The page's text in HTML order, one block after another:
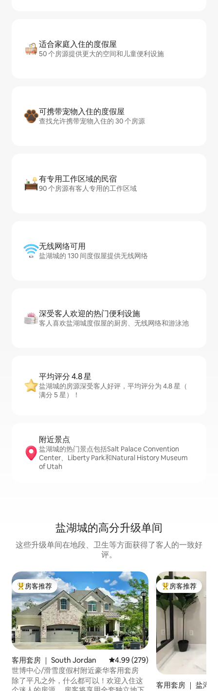
适合家庭入住的度假屋
50 个房源提供更大的空间和儿童便利设施
可携带宠物入住的度假屋
查找允许携带宠物入住的 30 个房源
有专用工作区域的民宿
90 个房源有客人专用的工作区域
无线网络可用
盐湖城的 130 间度假屋提供无线网络
深受客人欢迎的热门便利设施
客人喜欢盐湖城度假屋的厨房、无线网络和游泳池
平均评分 4.8 星
盐湖城的房源深受客人好评，平均评分为 4.8 星（
满分 5 星）！
附近景点
盐湖城的热门景点包括Salt Palace Convention
Center、Liberty Park和Natural History Museum
of Utah
盐湖城的高分升级单间
这些升级单间在地段、卫生等方面获得了客人的一致好
评。
热门「房客推荐」
房客推荐
客用套房 ｜ South Jordan 平均评分 4.99 分（满分 5 分），
4.99 (279)
世博中心/滑雪度假村附近豪华客用套房
除了平凡之外，什么都可以！欢迎入住这
热门「房客推荐」
房客推荐
客用套房 ｜ 盐湖城